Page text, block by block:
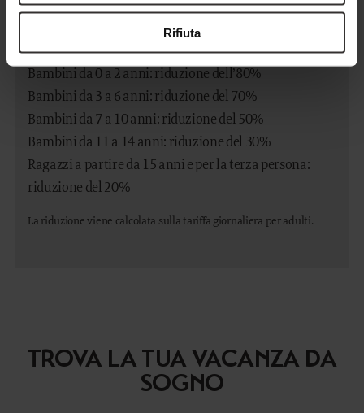
Rifiuta
Riduzioni per bambini
Bambini da 0 a 2 anni: riduzione dell’80%
Bambini da 3 a 6 anni: riduzione del 70%
Bambini da 7 a 10 anni: riduzione del 50%
Bambini da 11 a 14 anni: riduzione del 30%
Ragazzi a partire da 15 anni e per la terza persona:
riduzione del 20%
La riduzione viene calcolata sulla tariffa giornaliera per adulti.
TROVA LA TUA VACANZA DA
SOGNO